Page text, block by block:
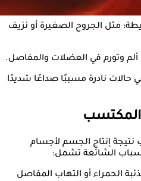
مثل الجروح الصغيرة أو نزيف
ألم وتورم في العضلات والمفاصل.
حالات نادرة مسببًا صداعًا شديدًا
المكتسب
نتيجة إنتاج الجسم لأجسام
الشائعة تشمل:
الحمراء أو التهاب المفاصل